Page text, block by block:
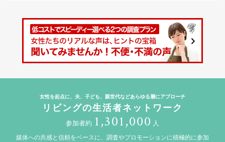
女性を起点に、夫、子ども、親世代などあらゆる層にアプローチ
リビングの生活者ネットワーク
参加者約 1,301,000 人
媒体への共感と信頼をベースに、調査やプロモーションに積極的に参加